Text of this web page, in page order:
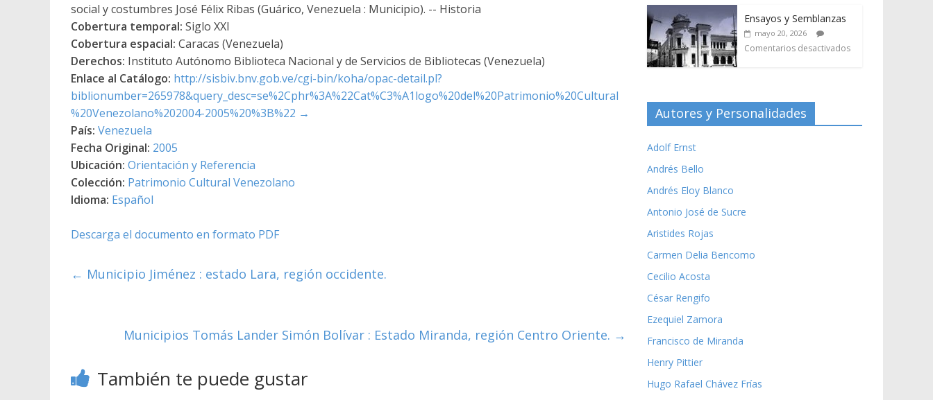
social y costumbres José Félix Ribas (Guárico, Venezuela : Municipio). -- Historia
Cobertura temporal: Siglo XXI
Cobertura espacial: Caracas (Venezuela)
Derechos: Instituto Autónomo Biblioteca Nacional y de Servicios de Bibliotecas (Venezuela)
Enlace al Catálogo: http://sisbiv.bnv.gob.ve/cgi-bin/koha/opac-detail.pl?
biblionumber=265978&query_desc=se%2Cphr%3A%22Cat%C3%A1logo%20del%20Patrimonio%20Cultural
%20Venezolano%202004-2005%20%3B%22 →
País: Venezuela
Fecha Original: 2005
Ubicación: Orientación y Referencia
Colección: Patrimonio Cultural Venezolano
Idioma: Español
Descarga el documento en formato PDF
← Municipio Jiménez : estado Lara, región occidente.
Municipios Tomás Lander Simón Bolívar : Estado Miranda, región Centro Oriente. →
También te puede gustar
Ensayos y Semblanzas
mayo 20, 2026
Comentarios desactivados
Autores y Personalidades
Adolf Ernst
Andrés Bello
Andrés Eloy Blanco
Antonio José de Sucre
Aristides Rojas
Carmen Delia Bencomo
Cecilio Acosta
César Rengifo
Ezequiel Zamora
Francisco de Miranda
Henry Pittier
Hugo Rafael Chávez Frías